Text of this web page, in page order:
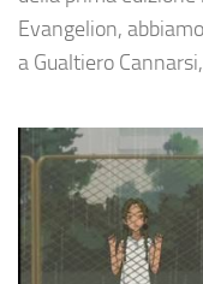
Evangelion,
a Gualtiero